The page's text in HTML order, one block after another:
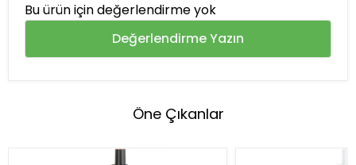
Bu ürün için değerlendirme yok
Değerlendirme Yazın
Öne Çıkanlar